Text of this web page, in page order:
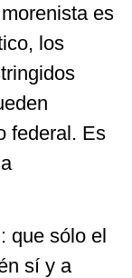
es
los
federal. Es
que sólo el
sí y a